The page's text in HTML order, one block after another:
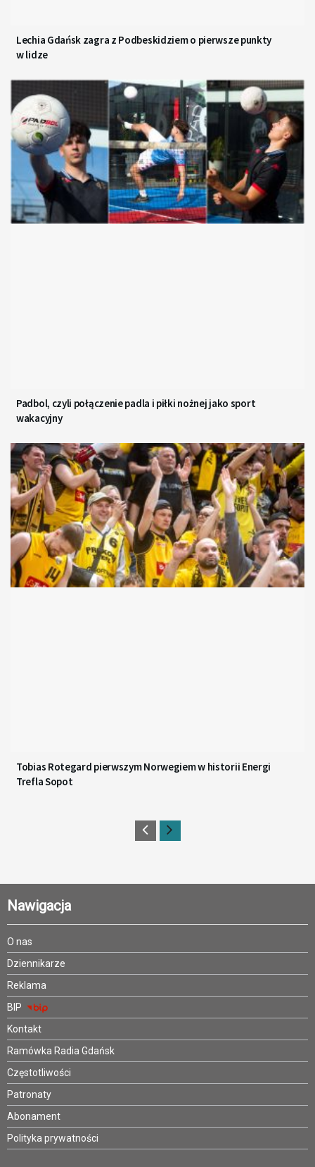
Lechia Gdańsk zagra z Podbeskidziem o pierwsze punkty
w lidze
Padbol, czyli połączenie padla i piłki nożnej jako sport
wakacyjny
Tobias Rotegard pierwszym Norwegiem w historii Energi
Trefla Sopot
Nawigacja
O nas
Dziennikarze
Reklama
BIP
Kontakt
Ramówka Radia Gdańsk
Częstotliwości
Patronaty
Abonament
Polityka prywatności